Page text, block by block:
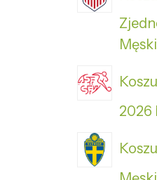
2026